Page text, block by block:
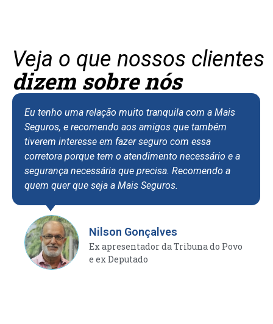
Veja o que nossos clientes
dizem sobre nós
Eu tenho uma relação muito tranquila com a Mais
Seguros, e recomendo aos amigos que também
tiverem interesse em fazer seguro com essa
corretora porque tem o atendimento necessário e a
segurança necessária que precisa. Recomendo a
quem quer que seja a Mais Seguros.
Nilson Gonçalves
Ex apresentador da Tribuna do Povo
e ex Deputado